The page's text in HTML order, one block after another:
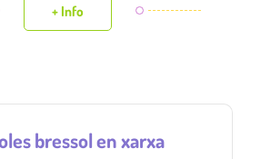
+ Info
bressol en xarxa